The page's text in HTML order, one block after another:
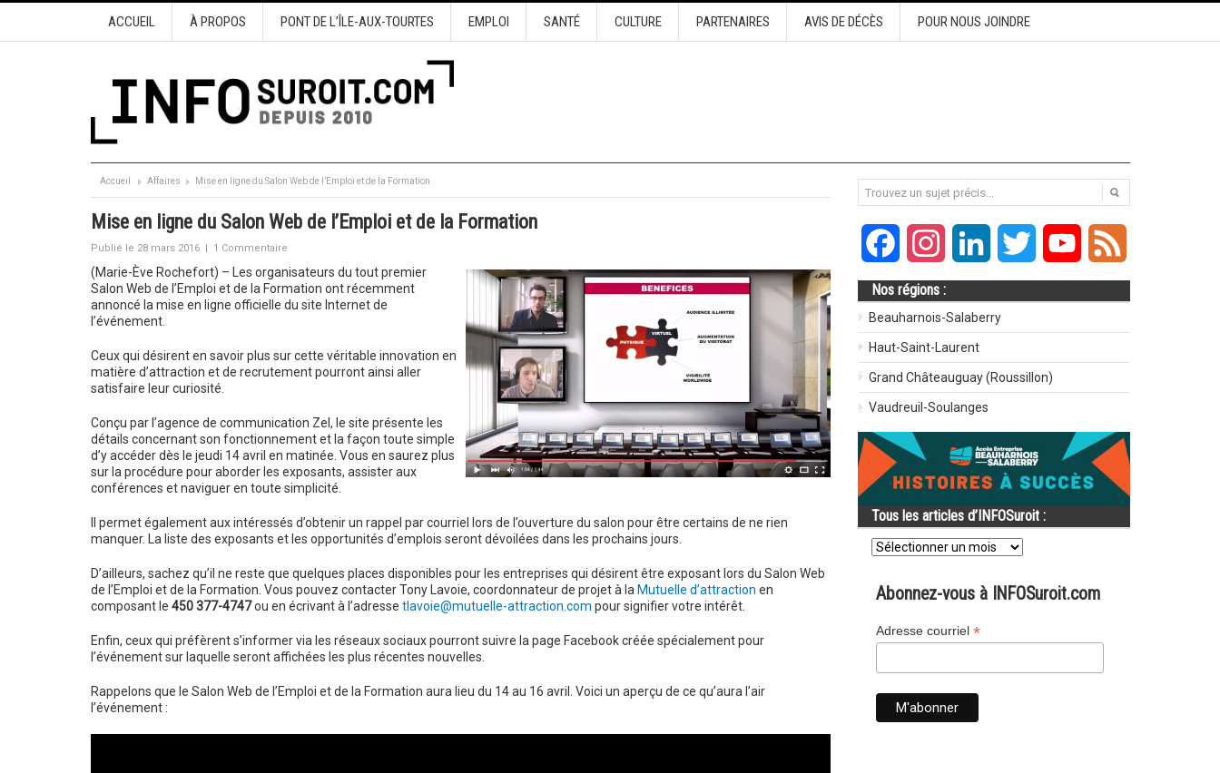
ACCUEIL À PROPOS PONT DE L’ÎLE-AUX-TOURTES EMPLOI SANTÉ CULTURE PARTENAIRES AVIS DE DÉCÈS POUR NOUS JOINDRE
Accueil Affaires Mise en ligne du Salon Web de l’Emploi et de la Formation
Mise en ligne du Salon Web de l’Emploi et de la Formation
Publié le 28 mars 2016 | 1 Commentaire
(Marie-Ève Rochefort) – Les organisateurs du tout premier
Salon Web de l’Emploi et de la Formation ont récemment
annoncé la mise en ligne officielle du site Internet de
l’événement.
Ceux qui désirent en savoir plus sur cette véritable innovation en
matière d’attraction et de recrutement pourront ainsi aller
satisfaire leur curiosité.
Conçu par l’agence de communication Zel, le site présente les
détails concernant son fonctionnement et la façon toute simple
d’y accéder dès le jeudi 14 avril en matinée. Vous en saurez plus
sur la procédure pour aborder les exposants, assister aux
conférences et naviguer en toute simplicité.
Il permet également aux intéressés d’obtenir un rappel par courriel lors de l’ouverture du salon pour être certains de ne rien
manquer. La liste des exposants et les opportunités d’emplois seront dévoilées dans les prochains jours.
D’ailleurs, sachez qu’il ne reste que quelques places disponibles pour les entreprises qui désirent être exposant lors du Salon Web
de l’Emploi et de la Formation. Vous pouvez contacter Tony Lavoie, coordonnateur de projet à la Mutuelle d’attraction en
composant le 450 377-4747ou en écrivant à l’adresse tlavoie@mutuelle-attraction.com pour signifier votre intérêt.
Enfin, ceux qui préfèrent s’informer via les réseaux sociaux pourront suivre la page Facebook créée spécialement pour
l’événement sur laquelle seront affichées les plus récentes nouvelles.
Rappelons que le Salon Web de l’Emploi et de la Formation aura lieu du 14 au 16 avril. Voici un aperçu de ce qu’aura l’air
l’événement :
FacebookInstagramLinkedIn Twitter YouTube
Nos régions :
Beauharnois-Salaberry
Haut-Saint-Laurent
Grand Châteauguay (Roussillon)
Vaudreuil-Soulanges
Tous les articles d’INFOSuroit :
Tous
les
d’INFOSuroit
Abonnez-vous à INFOSuroit.com
Adresse courriel *